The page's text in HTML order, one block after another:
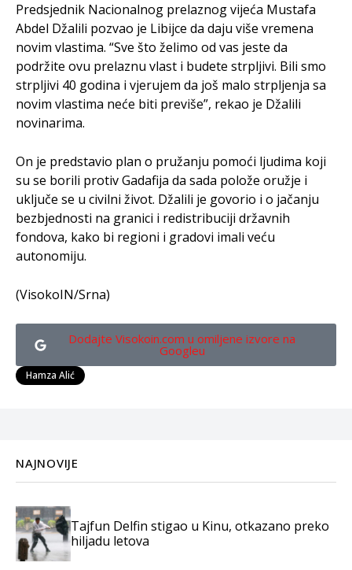
Predsjednik Nacionalnog prelaznog vijeća Mustafa
Abdel Džalili pozvao je Libijce da daju više vremena
novim vlastima. “Sve što želimo od vas jeste da
podržite ovu prelaznu vlast i budete strpljivi. Bili smo
strpljivi 40 godina i vjerujem da još malo strpljenja sa
novim vlastima neće biti previše”, rekao je Džalili
novinarima.
On je predstavio plan o pružanju pomoći ljudima koji
su se borili protiv Gadafija da sada polože oružje i
uključe se u civilni život. Džalili je govorio i o jačanju
bezbjednosti na granici i redistribuciji državnih
fondova, kako bi regioni i gradovi imali veću
autonomiju.
(VisokoIN/Srna)
Dodajte Visokoin.com u omiljene izvore na
Googleu
Hamza Alić
NAJNOVIJE
Tajfun Delfin stigao u Kinu, otkazano preko
hiljadu letova